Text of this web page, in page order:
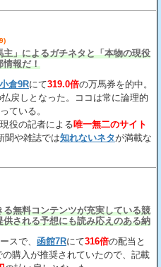
主」によるガチネタと「本物の現役
報だ！
小倉9Rにて319.0倍の万馬券を的中。
戻しとなった。ココは常に論理的
ている。
役の記者による唯一無二のサイト
聞や雑誌では知れないネタが満載な
る無料コンテンツが充実している競
供される予想にも読み応えのある納
スで、 函館7Rにて316倍の配当と
の購入が推奨されていたので、記載